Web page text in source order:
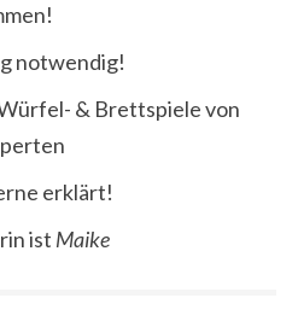
notwendig!
& Brettspiele von
erklärt!
ist Maike